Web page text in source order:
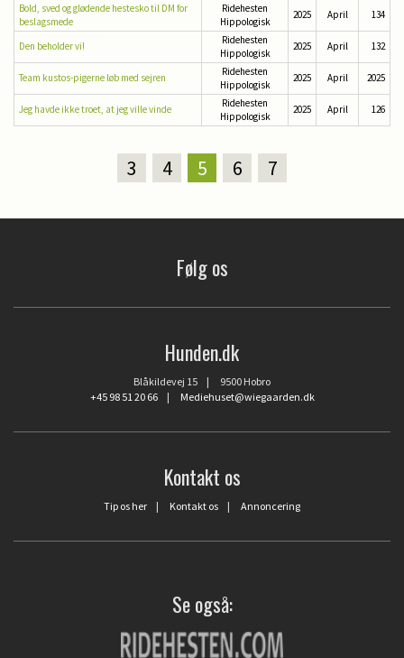
Bold, sved og glødende hestesko til DM for
beslagsmede
Ridehesten
Hippologisk
2025 April 134
Den beholder vi!
Ridehesten
Hippologisk
2025 April 132
Team kustos-pigerne løb med sejren
Ridehesten
Hippologisk
2025 April 2025
Jeg havde ikke troet, at jeg ville vinde
Ridehesten
Hippologisk
2025 April 126
3 4 5 6 7
Følg os
Hunden.dk
Blåkildevej 15 | 9500 Hobro
+45 98 51 20 66| Mediehuset@wiegaarden.dk
Kontakt os
Tip os her | Kontakt os | Annoncering
Se også: